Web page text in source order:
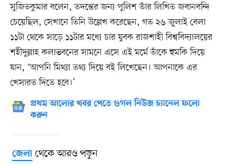
সুজিতকুমার বলেন, তদন্তের জন্য পুলিশ তাঁর লিখিত জবানবন্দি
চেয়েছিল, সেখানে তিনি উল্লেখ করেছেন, গত ২৬ জুলাই বেলা
১১টা থেকে সাড়ে ১১টার মধ্যে চার যুবক রাজশাহী বিশ্ববিদ্যালয়ের
শহীদুল্লাহ কলাভবনের সামনে এসে এই মর্মে তাঁকে হুমকি দিয়ে
যান, ‘আপনি মিথ্যা তথ্য দিয়ে বই লিখেছেন। আপনাকে এর
খেসারত দিতে হবে।’
প্রথম আলোর খবর পেতে গুগল নিউজ চ্যানেল ফলো
করুন
জেলাথেকে আরও পড়ুন